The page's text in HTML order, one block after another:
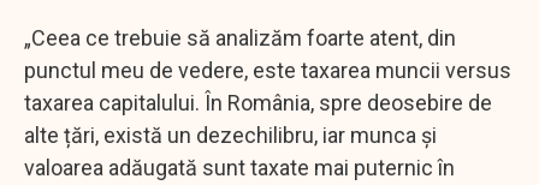
„Ceea ce trebuie să analizăm foarte atent, din
punctul meu de vedere, este taxarea muncii versus
taxarea capitalului. În România, spre deosebire de
alte țări, există un dezechilibru, iar munca și
valoarea adăugată sunt taxate mai puternic în